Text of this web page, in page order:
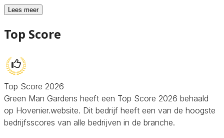
Lees meer
Top Score
Top Score 2026
Green Man Gardens heeft een Top Score 2026 behaald
op Hovenier.website. Dit bedrijf heeft een van de hoogste
bedrijfsscores van alle bedrijven in de branche.